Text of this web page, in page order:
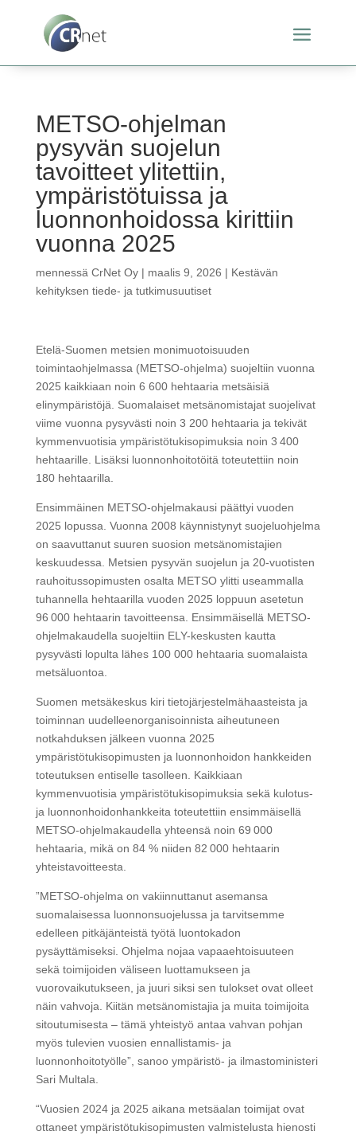
METSO-ohjelman
pysyvän suojelun
tavoitteet ylitettiin,
ympäristötuissa ja
luonnonhoidossa kirittiin
vuonna 2025
mennessä CrNet Oy| maalis 9, 2026 | Kestävän
kehityksen tiede- ja tutkimusuutiset
Etelä-Suomen metsien monimuotoisuuden
toimintaohjelmassa (METSO-ohjelma) suojeltiin vuonna
2025 kaikkiaan noin 6 600 hehtaaria metsäisiä
elinympäristöjä. Suomalaiset metsänomistajat suojelivat
viime vuonna pysyvästi noin 3 200 hehtaaria ja tekivät
kymmenvuotisia ympäristötukisopimuksia noin 3 400
hehtaarille. Lisäksi luonnonhoitotöitä toteutettiin noin
180 hehtaarilla.
Ensimmäinen METSO-ohjelmakausi päättyi vuoden
2025 lopussa. Vuonna 2008 käynnistynyt suojeluohjelma
on saavuttanut suuren suosion metsänomistajien
keskuudessa. Metsien pysyvän suojelun ja 20-vuotisten
rauhoitussopimusten osalta METSO ylitti useammalla
tuhannella hehtaarilla vuoden 2025 loppuun asetetun
96 000 hehtaarin tavoitteensa. Ensimmäisellä METSO-
ohjelmakaudella suojeltiin ELY-keskusten kautta
pysyvästi lopulta lähes 100 000 hehtaaria suomalaista
metsäluontoa.
Suomen metsäkeskus kiri tietojärjestelmähaasteista ja
toiminnan uudelleenorganisoinnista aiheutuneen
notkahduksen jälkeen vuonna 2025
ympäristötukisopimusten ja luonnonhoidon hankkeiden
toteutuksen entiselle tasolleen. Kaikkiaan
kymmenvuotisia ympäristötukisopimuksia sekä kulotus-
ja luonnonhoidonhankkeita toteutettiin ensimmäisellä
METSO-ohjelmakaudella yhteensä noin 69 000
hehtaaria, mikä on 84 % niiden 82 000 hehtaarin
yhteistavoitteesta.
”METSO-ohjelma on vakiinnuttanut asemansa
suomalaisessa luonnonsuojelussa ja tarvitsemme
edelleen pitkäjänteistä työtä luontokadon
pysäyttämiseksi. Ohjelma nojaa vapaaehtoisuuteen
sekä toimijoiden väliseen luottamukseen ja
vuorovaikutukseen, ja juuri siksi sen tulokset ovat olleet
näin vahvoja. Kiitän metsänomistajia ja muita toimijoita
sitoutumisesta – tämä yhteistyö antaa vahvan pohjan
myös tulevien vuosien ennallistamis- ja
luonnonhoitotyölle”, sanoo ympäristö- ja ilmastoministeri
Sari Multala.
“Vuosien 2024 ja 2025 aikana metsäalan toimijat ovat
ottaneet ympäristötukisopimusten valmistelusta hienosti